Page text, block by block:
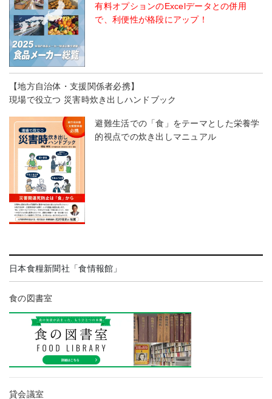
有料オプションのExcelデータとの併用
で、利便性が格段にアップ！
【地方自治体・支援関係者必携】
現場で役立つ 災害時炊き出しハンドブック
避難生活での「食」をテーマとした栄養学
的視点での炊き出しマニュアル
日本食糧新聞社「食情報館」
食の図書室
貸会議室